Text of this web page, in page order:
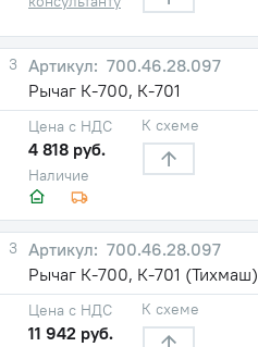
3
700.46.28.097
Рычаг К-700, К-701
Наличие
Цена с НДС
4 818 руб.
К схеме
3
700.46.28.097
Рычаг К-700, К-701 (Тихмаш)
Цена с НДС
11 942 руб.
К схеме